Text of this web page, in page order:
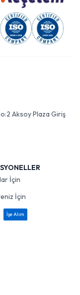
Aksoy Plaza Giriş
İçin
İçin
İşe Alım